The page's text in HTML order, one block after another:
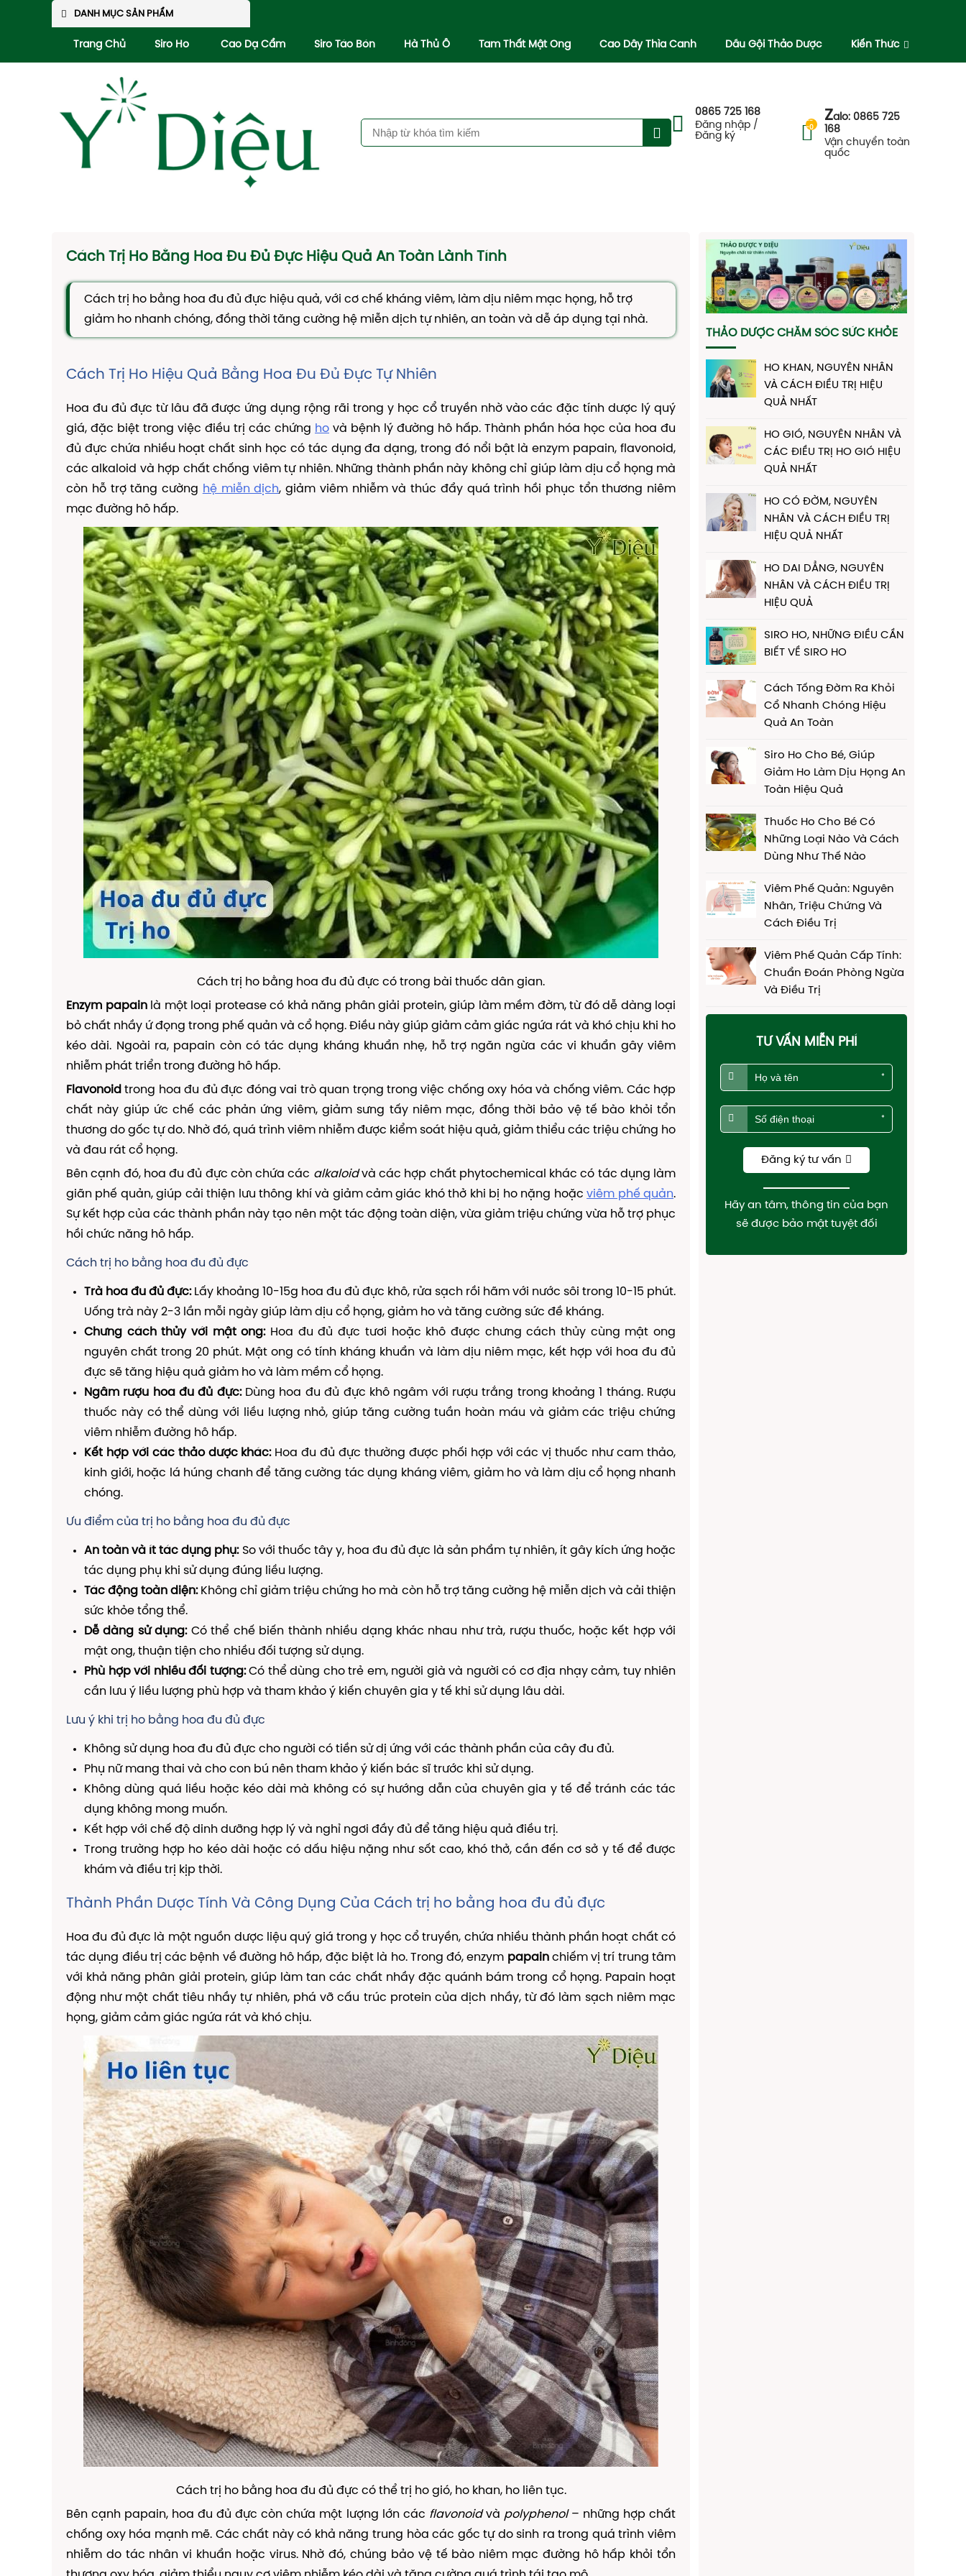
DANH MỤC SẢN PHẨM
Trang Chủ Siro Ho Cao Dạ Cẩm Siro Táo Bón Hà Thủ Ô Tam Thất Mật Ong Cao Dây Thìa Canh Dầu Gội Thảo Dược Kiến Thức
0865 725 168
Đăng nhập /
Đăng ký
--
-0
Zalo: 0865 725
168
Vận chuyển toàn
quốc
Cách Trị Ho Bằng Hoa Đu Đủ Đực Hiệu Quả An Toàn Lành Tính
Cách trị ho bằng hoa đu đủ đực hiệu quả, với cơ chế kháng viêm, làm dịu niêm mạc họng, hỗ trợ
giảm ho nhanh chóng, đồng thời tăng cường hệ miễn dịch tự nhiên, an toàn và dễ áp dụng tại nhà.
Cách Trị Ho Hiệu Quả Bằng Hoa Đu Đủ Đực Tự Nhiên
Hoa đu đủ đực từ lâu đã được ứng dụng rộng rãi trong y học cổ truyền nhờ vào các đặc tính dược lý quý
giá, đặc biệt trong việc điều trị các chứng ho và bệnh lý đường hô hấp. Thành phần hóa học của hoa đu
đủ đực chứa nhiều hoạt chất sinh học có tác dụng đa dạng, trong đó nổi bật là enzym papain, flavonoid,
các alkaloid và hợp chất chống viêm tự nhiên. Những thành phần này không chỉ giúp làm dịu cổ họng mà
còn hỗ trợ tăng cường hệ miễn dịch, giảm viêm nhiễm và thúc đẩy quá trình hồi phục tổn thương niêm
mạc đường hô hấp.
Cách trị ho bằng hoa đu đủ đực có trong bài thuốc dân gian.
Enzym papainlà một loại protease có khả năng phân giải protein, giúp làm mềm đờm, từ đó dễ dàng loại
bỏ chất nhầy ứ đọng trong phế quản và cổ họng. Điều này giúp giảm cảm giác ngứa rát và khó chịu khi ho
kéo dài. Ngoài ra, papain còn có tác dụng kháng khuẩn nhẹ, hỗ trợ ngăn ngừa các vi khuẩn gây viêm
nhiễm phát triển trong đường hô hấp.
Flavonoid trong hoa đu đủ đực đóng vai trò quan trọng trong việc chống oxy hóa và chống viêm. Các hợp
chất này giúp ức chế các phản ứng viêm, giảm sưng tấy niêm mạc, đồng thời bảo vệ tế bào khỏi tổn
thương do gốc tự do. Nhờ đó, quá trình viêm nhiễm được kiểm soát hiệu quả, giảm thiểu các triệu chứng ho
và đau rát cổ họng.
Bên cạnh đó, hoa đu đủ đực còn chứa các alkaloidvà các hợp chất phytochemical khác có tác dụng làm
giãn phế quản, giúp cải thiện lưu thông khí và giảm cảm giác khó thở khi bị ho nặng hoặcviêm phế quản.
Sự kết hợp của các thành phần này tạo nên một tác động toàn diện, vừa giảm triệu chứng vừa hỗ trợ phục
hồi chức năng hô hấp.
Cách trị ho bằng hoa đu đủ đực
Trà hoa đu đủ đực:Lấy khoảng 10-15g hoa đu đủ đực khô, rửa sạch rồi hãm với nước sôi trong 10-15 phút.
Uống trà này 2-3 lần mỗi ngày giúp làm dịu cổ họng, giảm ho và tăng cường sức đề kháng.
Chưng cách thủy với mật ong:Hoa đu đủ đực tươi hoặc khô được chưng cách thủy cùng mật ong
nguyên chất trong 20 phút. Mật ong có tính kháng khuẩn và làm dịu niêm mạc, kết hợp với hoa đu đủ
đực sẽ tăng hiệu quả giảm ho và làm mềm cổ họng.
Ngâm rượu hoa đu đủ đực:Dùng hoa đu đủ đực khô ngâm với rượu trắng trong khoảng 1 tháng. Rượu
thuốc này có thể dùng với liều lượng nhỏ, giúp tăng cường tuần hoàn máu và giảm các triệu chứng
viêm nhiễm đường hô hấp.
Kết hợp với các thảo dược khác:Hoa đu đủ đực thường được phối hợp với các vị thuốc như cam thảo,
kinh giới, hoặc lá húng chanh để tăng cường tác dụng kháng viêm, giảm ho và làm dịu cổ họng nhanh
chóng.
Ưu điểm của trị ho bằng hoa đu đủ đực
An toàn và ít tác dụng phụ:So với thuốc tây y, hoa đu đủ đực là sản phẩm tự nhiên, ít gây kích ứng hoặc
tác dụng phụ khi sử dụng đúng liều lượng.
Tác động toàn diện:Không chỉ giảm triệu chứng ho mà còn hỗ trợ tăng cường hệ miễn dịch và cải thiện
sức khỏe tổng thể.
Dễ dàng sử dụng:Có thể chế biến thành nhiều dạng khác nhau như trà, rượu thuốc, hoặc kết hợp với
mật ong, thuận tiện cho nhiều đối tượng sử dụng.
Phù hợp với nhiều đối tượng:Có thể dùng cho trẻ em, người già và người có cơ địa nhạy cảm, tuy nhiên
cần lưu ý liều lượng phù hợp và tham khảo ý kiến chuyên gia y tế khi sử dụng lâu dài.
Lưu ý khi trị ho bằng hoa đu đủ đực
Không sử dụng hoa đu đủ đực cho người có tiền sử dị ứng với các thành phần của cây đu đủ.
Phụ nữ mang thai và cho con bú nên tham khảo ý kiến bác sĩ trước khi sử dụng.
Không dùng quá liều hoặc kéo dài mà không có sự hướng dẫn của chuyên gia y tế để tránh các tác
dụng không mong muốn.
Kết hợp với chế độ dinh dưỡng hợp lý và nghỉ ngơi đầy đủ để tăng hiệu quả điều trị.
Trong trường hợp ho kéo dài hoặc có dấu hiệu nặng như sốt cao, khó thở, cần đến cơ sở y tế để được
khám và điều trị kịp thời.
Thành Phần Dược Tính Và Công Dụng Của Cách trị ho bằng hoa đu đủ đực
Hoa đu đủ đực là một nguồn dược liệu quý giá trong y học cổ truyền, chứa nhiều thành phần hoạt chất có
tác dụng điều trị các bệnh về đường hô hấp, đặc biệt là ho. Trong đó, enzym papainchiếm vị trí trung tâm
với khả năng phân giải protein, giúp làm tan các chất nhầy đặc quánh bám trong cổ họng. Papain hoạt
động như một chất tiêu nhầy tự nhiên, phá vỡ cấu trúc protein của dịch nhầy, từ đó làm sạch niêm mạc
họng, giảm cảm giác ngứa rát và khó chịu.
Cách trị ho bằng hoa đu đủ đực có thể trị ho gió, ho khan, ho liên tục.
Bên cạnh papain, hoa đu đủ đực còn chứa một lượng lớn các flavonoidvà polyphenol– những hợp chất
chống oxy hóa mạnh mẽ. Các chất này có khả năng trung hòa các gốc tự do sinh ra trong quá trình viêm
nhiễm do tác nhân vi khuẩn hoặc virus. Nhờ đó, chúng bảo vệ tế bào niêm mạc đường hô hấp khỏi tổn
THẢO DƯỢC CHĂM SÓC SỨC KHỎE
HO KHAN, NGUYÊN NHÂN
VÀ CÁCH ĐIỀU TRỊ HIỆU
QUẢ NHẤT
HO GIÓ, NGUYÊN NHÂN VÀ
CÁC ĐIỀU TRỊ HO GIÓ HIỆU
QUẢ NHẤT
HO CÓ ĐỜM, NGUYÊN
NHÂN VÀ CÁCH ĐIỀU TRỊ
HIỆU QUẢ NHẤT
HO DAI DẲNG, NGUYÊN
NHÂN VÀ CÁCH ĐIỀU TRỊ
HIỆU QUẢ
SIRO HO, NHỮNG ĐIỀU CẦN
BIẾT VỀ SIRO HO
Cách Tống Đờm Ra Khỏi
Cổ Nhanh Chóng Hiệu
Quả An Toàn
Siro Ho Cho Bé, Giúp
Giảm Ho Làm Dịu Họng An
Toàn Hiệu Quả
Thuốc Ho Cho Bé Có
Những Loại Nào Và Cách
Dùng Như Thế Nào
Viêm Phế Quản: Nguyên
Nhân, Triệu Chứng Và
Cách Điều Trị
Viêm Phế Quản Cấp Tính:
Chuẩn Đoán Phòng Ngừa
Và Điều Trị
TƯ VẤN MIỄN PHÍ
*
*
Đăng ký tư vấn
Hãy an tâm, thông tin của bạn
sẽ được bảo mật tuyệt đối